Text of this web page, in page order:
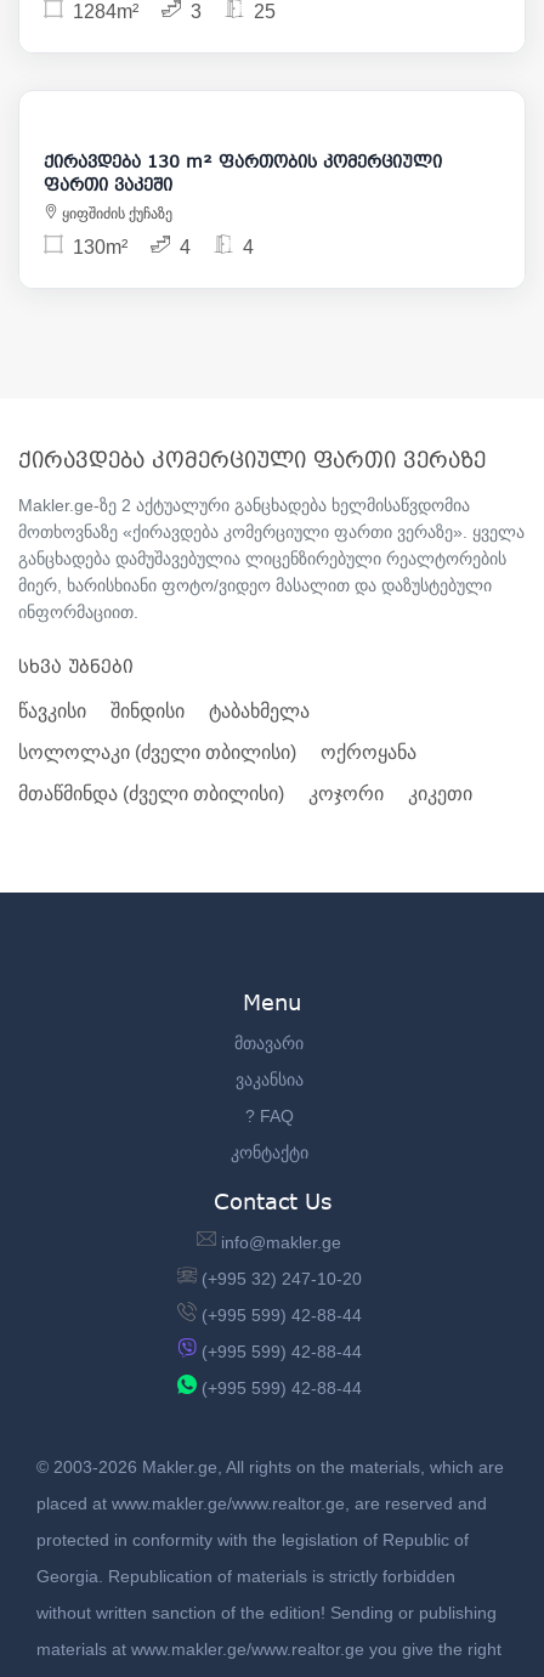
1284m² 3 25
3 800
ქირავდება 130 m² ფართობის კომერციული
ფართი ვაკეში
ყიფშიძის ქუჩაზე
130m² 4 4
ქირავდება კომერციული ფართი ვერაზე
Makler.ge-ზე 2 აქტუალური განცხადება ხელმისაწვდომია
მოთხოვნაზე «ქირავდება კომერციული ფართი ვერაზე». ყველა
განცხადება დამუშავებულია ლიცენზირებული რეალტორების
მიერ, ხარისხიანი ფოტო/ვიდეო მასალით და დაზუსტებული
ინფორმაციით.
სხვა უბნები
წავკისი შინდისი
ტაბახმელა
სოლოლაკი (ძველი თბილისი)
ოქროყანა
მთაწმინდა (ძველი თბილისი)
კოჯორი კიკეთი
Menu
მთავარი
ვაკანსია
? FAQ
კონტაქტი
Contact Us
info@makler.ge
(+995 32) 247-10-20
(+995 599) 42-88-44
(+995 599) 42-88-44
(+995 599) 42-88-44
© 2003-2026 Makler.ge, All rights on the materials, which are
placed at www.makler.ge/www.realtor.ge, are reserved and
protected in conformity with the legislation of Republic of
Georgia. Republication of materials is strictly forbidden
without written sanction of the edition! Sending or publishing
materials at www.makler.ge/www.realtor.ge you give the right